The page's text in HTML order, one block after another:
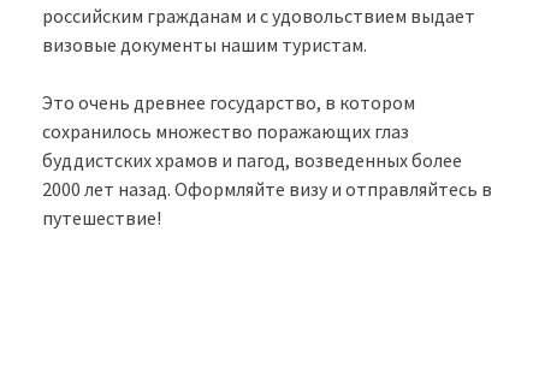
российским гражданам и с удовольствием выдает
визовые документы нашим туристам.
Это очень древнее государство, в котором
сохранилось множество поражающих глаз
буддистских храмов и пагод, возведенных более
2000 лет назад. Оформляйте визу и отправляйтесь в
путешествие!